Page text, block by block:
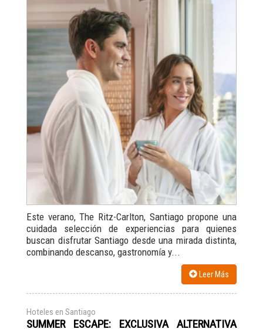
Este verano, The Ritz-Carlton, Santiago propone una
cuidada selección de experiencias para quienes
buscan disfrutar Santiago desde una mirada distinta,
combinando descanso, gastronomía y...
Leer Más
Hoteles en Santiago
SUMMER ESCAPE: EXCLUSIVA ALTERNATIVA